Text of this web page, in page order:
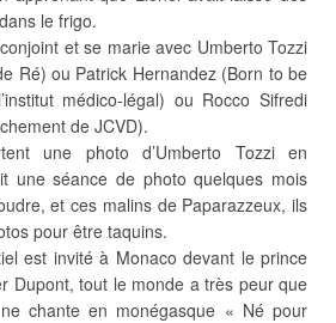
le frigo.
et se marie avec Umberto Tozzi
Ré) ou Patrick Hernandez (Born to be
médico-légal) ou Rocco Sifredi
de JCVD).
une photo d’Umberto Tozzi en
une séance de photo quelques mois
et ces malins de Paparazzeux, ils
pour être taquins.
est invité à Monaco devant le prince
Dupont, tout le monde a très peur que
chante en monégasque « Né pour